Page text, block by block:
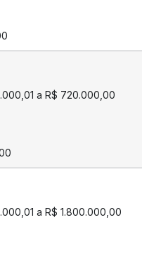
a R$ 720.000,00
a R$ 1.800.000,00